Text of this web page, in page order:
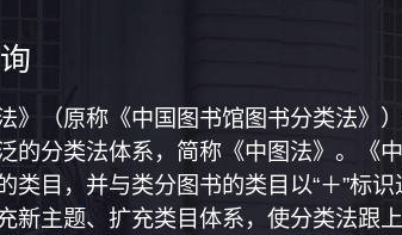
》（原称《中国图书馆图书分类法
的分类法体系，简称《中图法》。《
类目，并与类分图书的类目以“＋”标
新主题、扩充类目体系，使分类法跟